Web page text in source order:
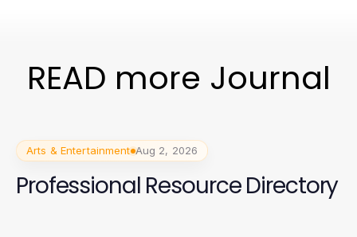
READ more Journal
Arts & Entertainment Aug 2, 2026
Professional Resource Directory